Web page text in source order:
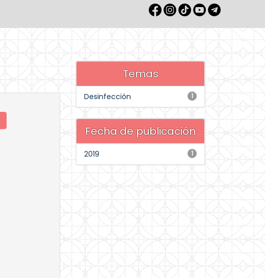
Temas
1
Desinfección
Fecha de publicación
1
2019